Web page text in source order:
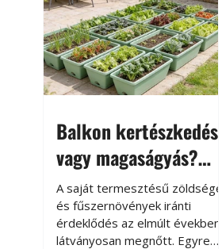
Balkon kertészkedés
vagy magaságyás?
Helytakarékos
kertészkedés
A saját termesztésű zöldségek
és fűszernövények iránti
érdeklődés az elmúlt években
látványosan megnőtt. Egyre